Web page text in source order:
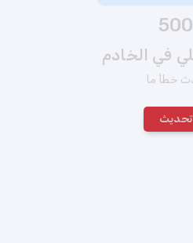
500
في الخادم
خطأ ما
تحديث